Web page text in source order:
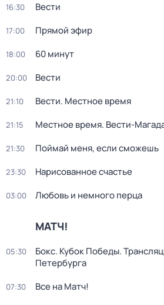
16:30 Вести
17:00 Прямой эфир
18:00 60 минут
20:00 Вести
21:10 Вести. Местное время
21:15 Местное время. Вести-
21:30 Поймай меня, если сможешь
23:30 Нарисованное счастье
03:00 Любовь и немного перца
МАТЧ!
05:30
Бокс. Кубок Победы.
Петербурга
07:30
Все на Матч!